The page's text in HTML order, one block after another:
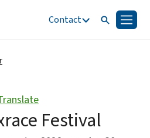
Contact ZoekenMenu
Festival